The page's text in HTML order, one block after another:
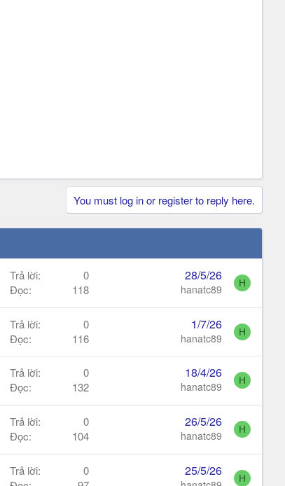
You must log in or register to reply here.
Trả lời
0
Đọc
118
28/5/26
hanatc89 H
Trả lời
0
Đọc
116
1/7/26
hanatc89 H
Trả lời
0
Đọc
132
18/4/26
hanatc89 H
Trả lời
0
Đọc
104
26/5/26
hanatc89 H
Trả lời
0
25/5/26 H